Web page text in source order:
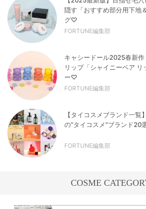
隠す「おすすめ部分用下地
グ♡
FORTUNE編集部
キャシードール2025春新作
リップ「シャイニーベア リ
ー♡
FORTUNE編集部
【タイコスメブランド一覧
の“タイコスメ”ブランド20
FORTUNE編集部
COSME